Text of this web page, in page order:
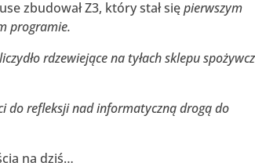
zbudował Z3, który stał siępierwszym
programie.
rdzewiejące na tyłach sklepu
refleksji nad informatyczną drogą do
na dziś…